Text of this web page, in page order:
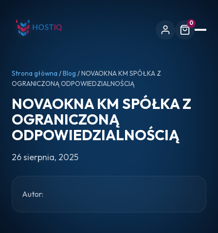
0
Strona główna /Blog / NOVAOKNA KM SPÓŁKA Z
OGRANICZONĄ ODPOWIEDZIALNOŚCIĄ
NOVAOKNA KM SPÓŁKA Z
OGRANICZONĄ
ODPOWIEDZIALNOŚCIĄ
26 sierpnia, 2025
Autor: